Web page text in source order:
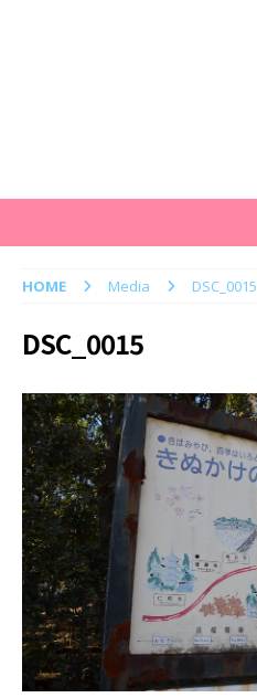
HOME Media DSC_0015
DSC_0015